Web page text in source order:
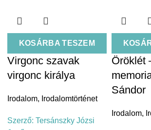
KOSÁRBA TESZEM
Virgonc szavak
virgonc királya
Irodalom, Irodalomtörténet
Szerző: Tersánszky Józsi
Öröklét
Sándor
Irodalom,